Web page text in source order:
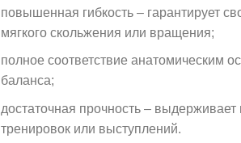
повышенная гибкость – гарантирует
мягкого скольжения или вращения;
полное соответствие анатомическим
баланса;
достаточная прочность –
тренировок или выступлений.